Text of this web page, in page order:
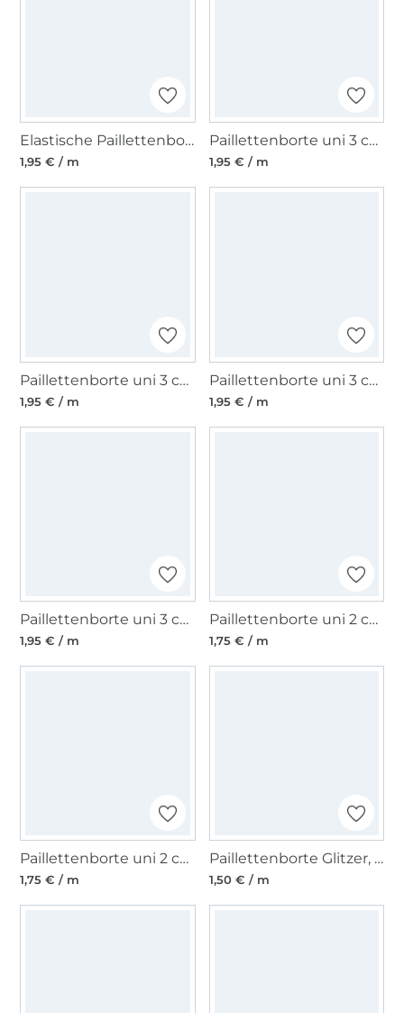
Elastische Paillettenborte 30 mm lila
1,95 € / m
Paillettenborte uni 3 cm, gold
1,95 € / m
Paillettenborte uni 3 cm, pink
1,95 € / m
Paillettenborte uni 3 cm, türkis
1,95 € / m
Paillettenborte uni 3 cm, schwarz
1,95 € / m
Paillettenborte uni 2 cm, schwarz
1,75 € / m
Paillettenborte uni 2 cm, rot
1,75 € / m
Paillettenborte Glitzer, grün
1,50 € / m